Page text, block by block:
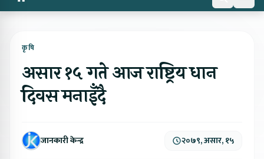
कृषि
असार १५ गते आज राष्ट्रिय धान
दिवस मनाइँदै
जानकारी केन्द्र २०७९, असार, १५